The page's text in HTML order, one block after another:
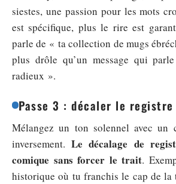
siestes, une passion pour les mots
est spécifique, plus le rire est
parle de « ta collection de mugs
plus drôle qu’un message qui
radieux ».
Passe 3 : décaler le registre
Mélangez un ton solennel avec un
inversement.Le décalage de
comique sans forcer le trait.
historique où tu franchis le cap de la